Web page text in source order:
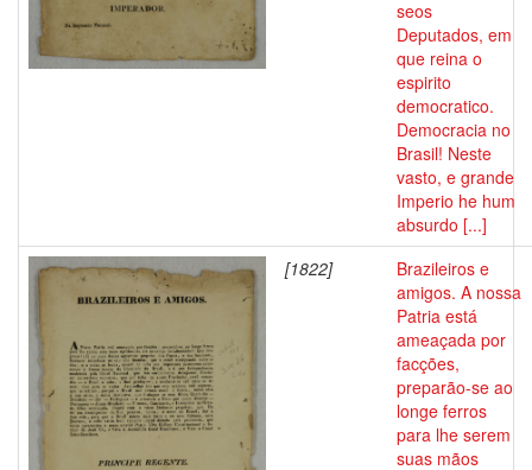
seos
Deputados, em
que reina o
espirito
democratico.
Democracia no
Brasil! Neste
vasto, e grande
Imperio he hum
absurdo [...]
[1822]
Brazileiros e
amigos. A nossa
Patria está
ameaçada por
facções,
preparão-se ao
longe ferros
para lhe serem
suas mãos